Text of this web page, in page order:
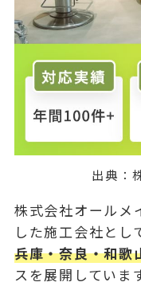
出典：
株式会社オールメ
した施工会社とし
兵庫・奈良・和歌
スを展開しています